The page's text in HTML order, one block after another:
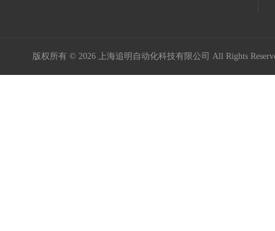
版权所有 © 2026 上海追明自动化科技有限公司 All Rights